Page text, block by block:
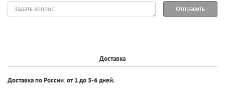
Задать
вопрос
Отправить
Доставка
Доставка по России:от 1 до 5-6 дней.